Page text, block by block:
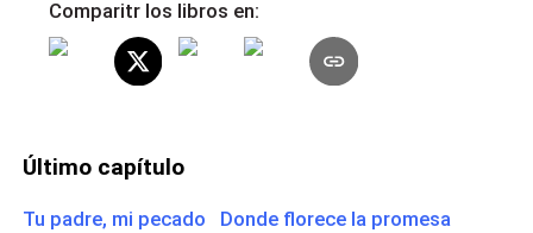
Comparitr los libros en:
Último capítulo
Tu padre, mi pecado Donde florece la promesa